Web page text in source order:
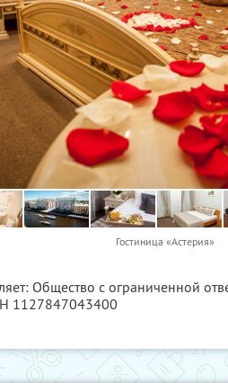
Гостиница «Астерия»
Общество с ограниченной
1127847043400